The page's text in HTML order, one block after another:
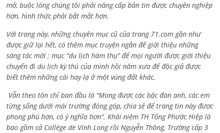
mở, buộc lòng chúng tôi phải nâng cấp bản tin được chuyên nghiệp
hơn, hình thức phải bắt mắt hơn.
Với trang này, những chuyên mục cũ của trang 71.com gần như
được giữ lại hết, có thêm mục truyện ngắn để giới thiệu những
sáng tác mới ; mục “du lịch hàm thụ” để mọi người được giới thiệu
chuyến đi du lịch kỳ thú của mình hồi năm xưa để độc giả được
biết thêm những cái hay lạ ở một vùng đất khác.
Vẫn theo tôn chỉ ban đầu là “Mong được các bậc đàn anh, các em
từng sống dưới mái trường đóng góp, chia sẻ để trang tin này được
phong phú hơn, có ý nghĩa hơn”. Khái niệm TH Tống Phước Hiệp là
bao gồm cả Collège de Vinh Long rồi Nguyễn Thông, Trường cấp 3